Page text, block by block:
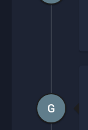
G